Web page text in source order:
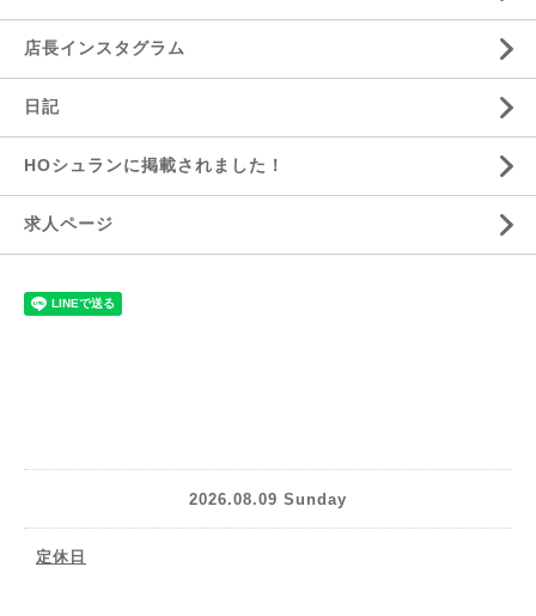
店長インスタグラム
日記
HOシュランに掲載されました！
求人ページ
2026.08.09 Sunday
定休日